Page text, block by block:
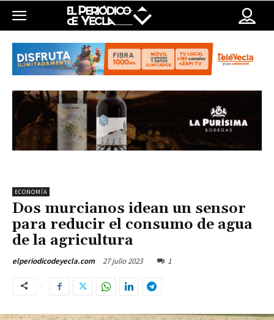
ECONOMÍA
Dos murcianos idean un sensor
para reducir el consumo de agua
de la agricultura
elperiodicodeyecla.com 27 julio 2023 1